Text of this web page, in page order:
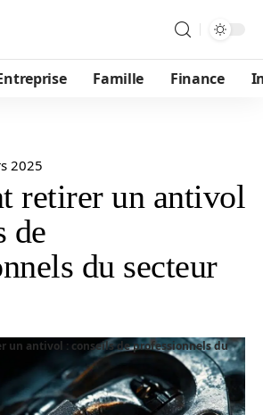
Famille Finance
2025
retirer un antivol
de
du secteur
un antivol : conseils de professionnels du